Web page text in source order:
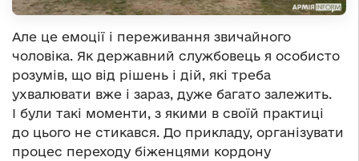
Але це емоції і переживання звичайного
чоловіка. Як державний службовець я особисто
розумів, що від рішень і дій, які треба
ухвалювати вже і зараз, дуже багато залежить.
І були такі моменти, з якими в своїй практиці
до цього не стикався. До прикладу, організувати
процес переходу біженцями кордону